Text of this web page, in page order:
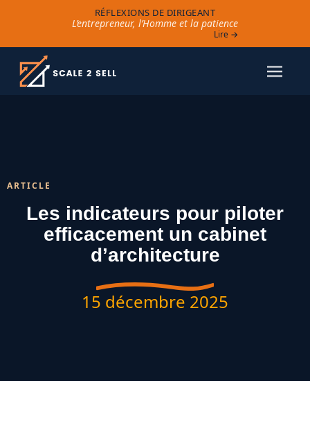
RÉFLEXIONS DE DIRIGEANT
L’entrepreneur, l’Homme et la patience
Lire →
ARTICLE
Les indicateurs pour piloter
efficacement un cabinet
d’architecture
15 décembre 2025